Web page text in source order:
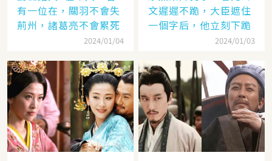
有一位在，關羽不會失
荊州，諸葛亮不會累死
2024/01/04
文遲遲不跪，大臣遮住
一個字后，他立刻下跪
2024/01/03